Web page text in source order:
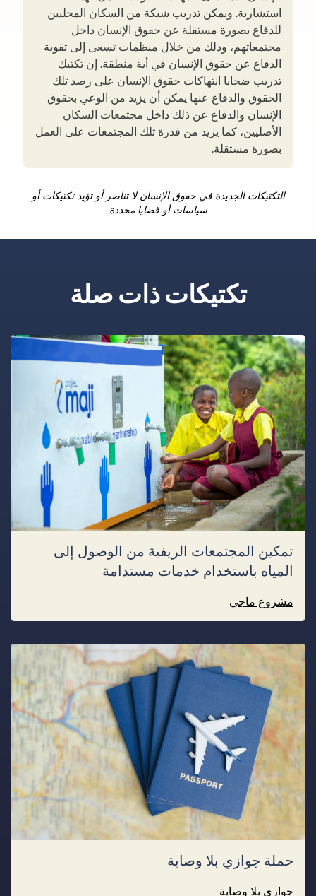
استشارية. ويمكن تدريب شبكة من السكان المحليين
للدفاع بصورة مستقلة عن حقوق الإنسان داخل
مجتمعاتهم، وذلك من خلال منظمات تسعى إلى تقوية
الدفاع عن حقوق الإنسان في أية منطقة. إن تكتيك
تدريب ضحايا انتهاكات حقوق الإنسان على رصد تلك
الحقوق والدفاع عنها يمكن أن يزيد من الوعي بحقوق
الإنسان والدفاع عن ذلك داخل مجتمعات السكان
الأصليين، كما يزيد من قدرة تلك المجتمعات على العمل
بصورة مستقلة.
التكتيكات الجديدة في حقوق الإنسان لا تناصر أو تؤيد تكتيكات أو
سياسات أو قضايا محددة
تكتيكات ذات صلة
تمكين المجتمعات الريفية من الوصول إلى
المياه باستخدام خدمات مستدامة
مشروع ماجي
حملة جوازي بلا وصاية
جوازي بلا وصاية